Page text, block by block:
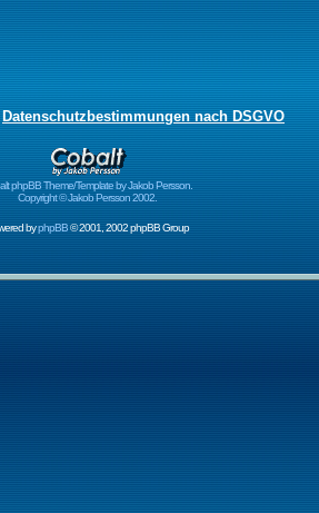
Datenschutzbestimmungen nach DSGVO
phpBB Theme/Template by Jakob Persson.
Copyright © Jakob Persson 2002.
byphpBB© 2001, 2002 phpBB Group